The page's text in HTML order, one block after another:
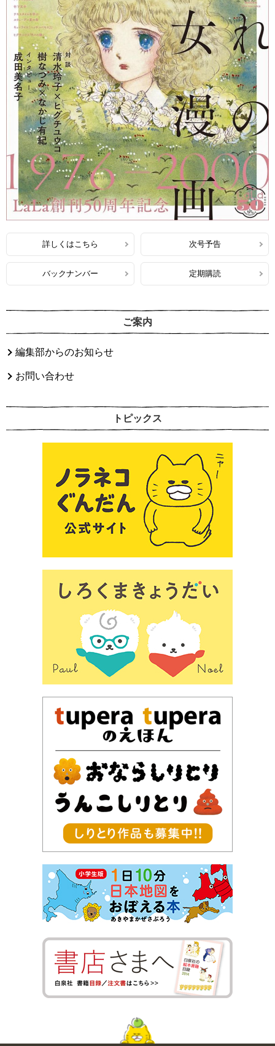
詳しくはこちら 次号予告
バックナンバー 定期購読
ご案内
編集部からのお知らせ
お問い合わせ
トピックス